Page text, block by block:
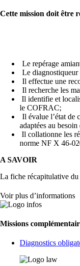
Cette mission doit être
Le repérage
Le diagnostiqueur
Il effectue une
Il recherche les
Il identifie et
le COFRAC;
Il évalue l’état de
adaptées au
Il collationne les
norme NF X 46-
A SAVOIR
La fiche récapitulative du
Voir plus d’informations
Missions
Diagnostics